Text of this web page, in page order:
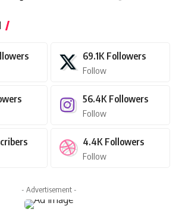
69.1K Followers
Follow
56.4K Followers
Follow
4.4K Followers
Follow
- Advertisement -